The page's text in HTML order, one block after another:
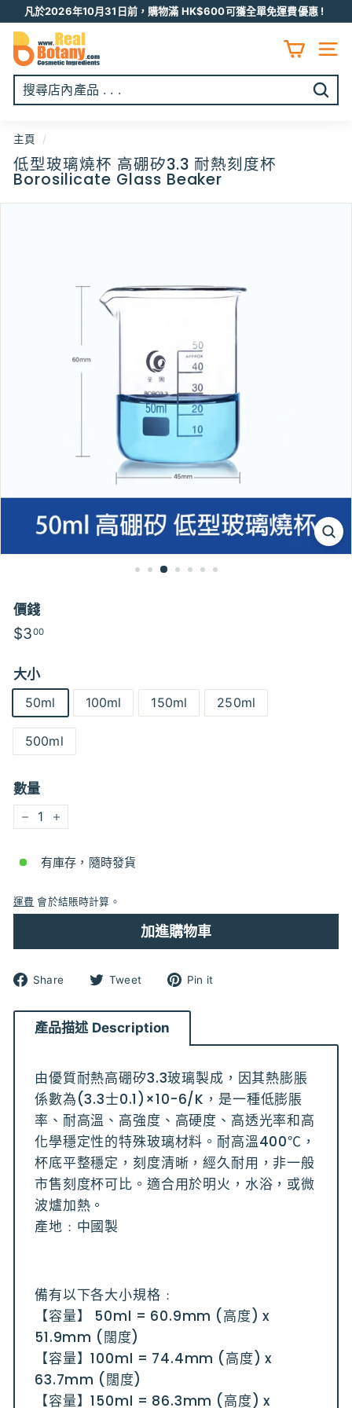
至
凡於2026年10月31日前，購物滿 HK$600可獲全單免運費優惠 !
R
E
A
L
O
T
A
N
Y
網頁
開
主頁 /
低型玻璃燒杯 高硼矽3.3 耐熱刻度杯
Borosilicate Glass Beaker
價錢
特
特
$300
大小
50ml
100ml 150ml 250ml
500ml
數量
− +
有庫存，隨時發貨
運費 會於結賬時計算。
加進購物車
Share
到
Facebook
Tweet
到
Twitter
Pin it
產品描述 Description
由優質耐熱高硼矽3.3玻璃製成，因其熱膨脹
係數為(3.3士0.1)×10-6/K，是一種低膨脹
率、耐高溫、高強度、高硬度、高透光率和高
化學穩定性的特殊玻璃材料。耐高溫400℃，
杯底平整穩定，刻度清晰，經久耐用，非一般
市售刻度杯可比。適合用於明火，水浴，或微
波爐加熱。
產地﹕中國製
備有以下各大小規格﹕
【容量】 50ml = 60.9mm (高度) x
51.9mm (闊度)
【容量】100ml = 74.4mm (高度) x
63.7mm (闊度)
【容量】150ml = 86.3mm (高度) x